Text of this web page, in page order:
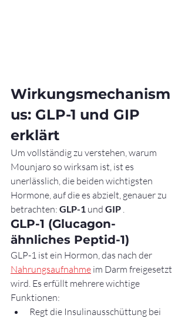
Wirkungsmechanism
us: GLP-1 und GIP
erklärt
Um vollständig zu verstehen, warum
Mounjaro so wirksam ist, ist es
unerlässlich, die beiden wichtigsten
Hormone, auf die es abzielt, genauer zu
betrachten: GLP-1 und GIP .
GLP-1 (Glucagon-
ähnliches Peptid-1)
GLP-1 ist ein Hormon, das nach der
Nahrungsaufnahme im Darm freigesetzt
wird. Es erfüllt mehrere wichtige
Funktionen:
Regt die Insulinausschüttung bei